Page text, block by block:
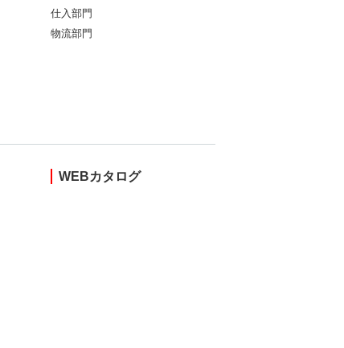
仕入部門
物流部門
WEBカタログ